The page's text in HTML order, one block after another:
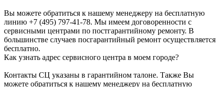
Вы можете обратиться к нашему менеджеру на бесплатную
линию +7 (495) 797-41-78. Мы имеем договоренности с
сервисными центрами по постгарантийному ремонту. В
большинстве случаев посгарантийный ремонт осуществляется
бесплатно.
Как узнать адрес сервисного центра в моем городе?
Контакты СЦ указаны в гарантийном талоне. Также Вы
можете обратиться к нашему менеджеру на бесплатную